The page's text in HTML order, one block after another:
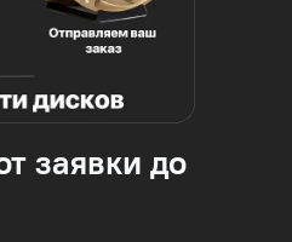
заявки до